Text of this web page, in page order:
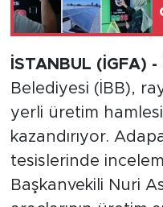
İSTANBUL (İGFA) -
Belediyesi (İBB),
yerli üretim
kazandırıyor.
tesislerinde
Başkanvekili Nuri